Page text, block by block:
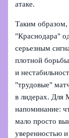
атаке.
Таким образом,
"Краснодара"
серьезным
плотной
и
"трудовые"
в лидерах. Для
напоминание:
мало просто
уверенностью